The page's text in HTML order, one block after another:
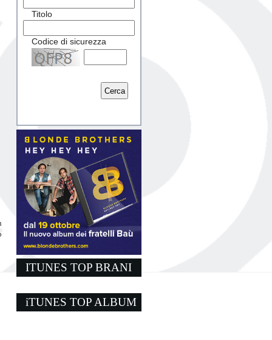
Titolo
Codice di sicurezza
Captcha
ITUNES TOP BRANI
iTUNES TOP ALBUM